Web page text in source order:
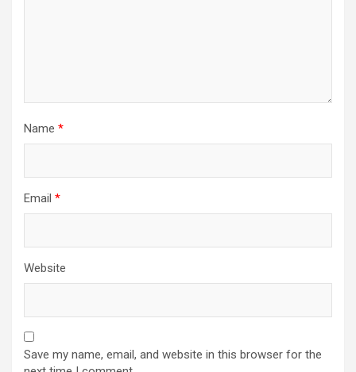
Name *
Email *
Website
Save my name, email, and website in this browser for the